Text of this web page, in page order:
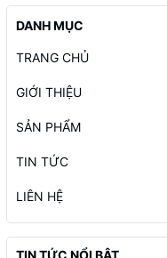
DANH MỤC
TRANG CHỦ
GIỚI THIỆU
SẢN PHẨM
TIN TỨC
LIÊN HỆ